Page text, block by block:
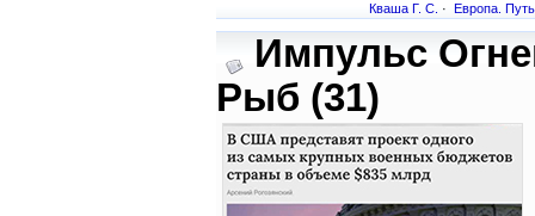
Кваша Г. С. · Европа.
Импульс
Рыб (31)